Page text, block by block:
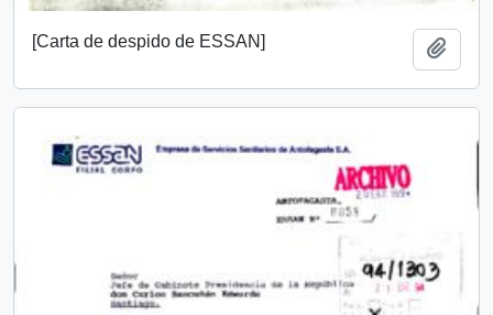
[Carta de despido de ESSAN]